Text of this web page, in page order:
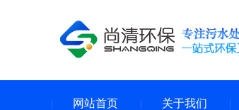
网站首页 关于我们